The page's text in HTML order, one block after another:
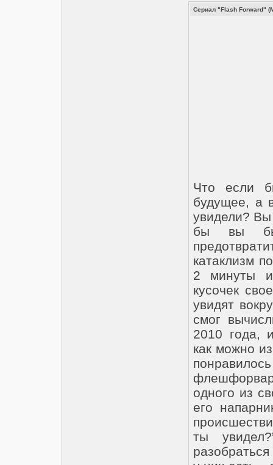
Сериал "Flash Forward"
Что если
будущее, а
увидели?
бы вы
катаклизм
2 минуты и
кусочек
увидят
смог
2010 года,
как можно
одного из
его
ты